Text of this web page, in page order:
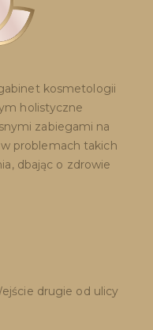
kosmetologii
holistyczne
zabiegami na
problemach takich
dbając o zdrowie
drugie od ulicy